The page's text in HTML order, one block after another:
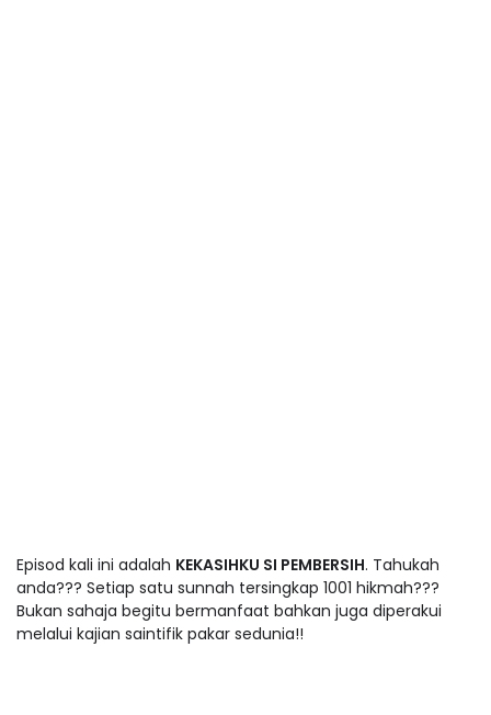
Episod kali ini adalah KEKASIHKU SI PEMBERSIH. Tahukah
anda??? Setiap satu sunnah tersingkap 1001 hikmah???
Bukan sahaja begitu bermanfaat bahkan juga diperakui
melalui kajian saintifik pakar sedunia!!